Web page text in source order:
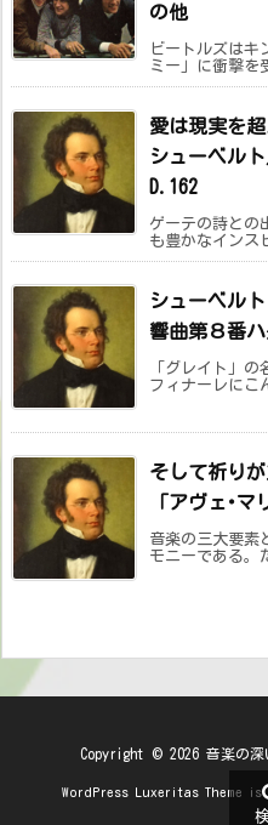
の他
ビートルズはキ
ミー」に衝撃
愛は現実を
シューベル
D.162
ゲーテの詩との
も豊かなイン
シューベル
響曲第８番ハ
「グレイト」の
フィナーレに
そして祈り
「アヴェ･マ
音楽の三大要素
モニーである
Copyright © 2026 音楽の深
WordPress Luxeritas Theme